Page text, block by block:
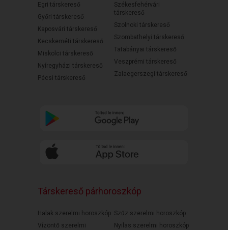
Egri társkereső
Győri társkereső
Kaposvári társkereső
Kecskeméti társkereső
Miskolci társkereső
Nyíregyházi társkereső
Pécsi társkereső
Székesfehérvári
társkereső
Szolnoki társkereső
Szombathelyi társkereső
Tatabányai társkereső
Veszprémi társkereső
Zalaegerszegi társkereső
Társkereső párhoroszkóp
Halak szerelmi horoszkóp
Vízöntő szerelmi
Szűz szerelmi horoszkóp
Nyilas szerelmi horoszkóp